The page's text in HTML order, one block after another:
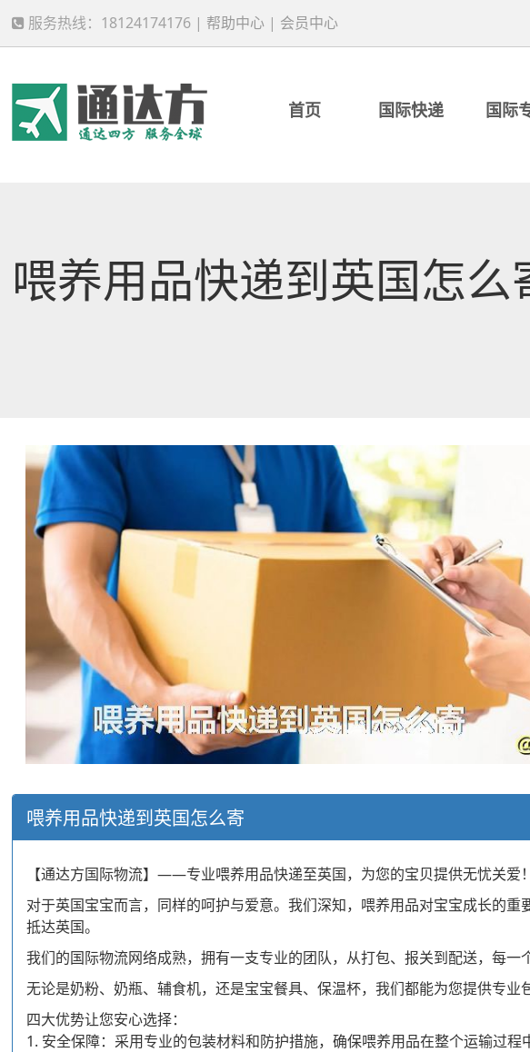
服务热线：18124174176 | 帮助中心 | 会员中心
首页 国际快递 国际
喂养用品快递到英国怎么
喂养用品快递到英国怎么寄
【通达方国际物流】——专业喂养用品快递至英国，为您的宝贝提供无忧关爱！
对于英国宝宝而言，同样的呵护与爱意。我们深知，喂养用品对宝宝成长的
抵达英国。
我们的国际物流网络成熟，拥有一支专业的团队，从打包、报关到配送，每一
无论是奶粉、奶瓶、辅食机，还是宝宝餐具、保温杯，我们都能为您提供专
四大优势让您安心选择：
1. 安全保障：采用专业的包装材料和防护措施，确保喂养用品在整个运输过程